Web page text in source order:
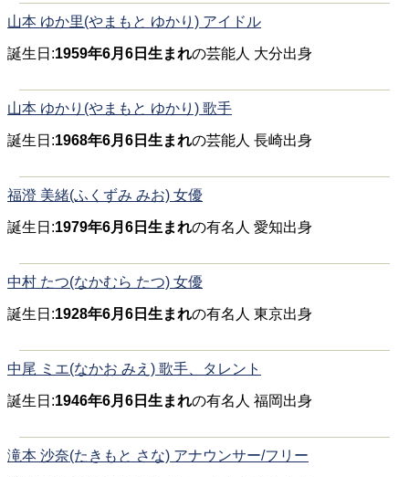
山本 ゆか里(やまもと ゆかり) アイドル
誕生日:1959年6月6日生まれの芸能人 大分出身
山本 ゆかり(やまもと ゆかり) 歌手
誕生日:1968年6月6日生まれの芸能人 長崎出身
福澄 美緒(ふくずみ みお) 女優
誕生日:1979年6月6日生まれの有名人 愛知出身
中村 たつ(なかむら たつ) 女優
誕生日:1928年6月6日生まれの有名人 東京出身
中尾 ミエ(なかお みえ) 歌手、タレント
誕生日:1946年6月6日生まれの有名人 福岡出身
滝本 沙奈(たきもと さな) アナウンサー/フリー